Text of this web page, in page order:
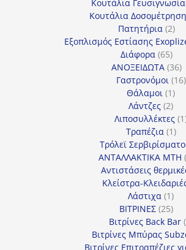
Κουτάλια
Κουτάλια
Πατητήρια 22
Εξοπλισμός Εστίασης
Διάφορα 6565
ΑΝΟΞΕΙΔΩΤΑ 3636
Γαστρονόμοι 1616
Θάλαμοι 11
Λάντζες 22
Λιποσυλλέκτες 1
Τραπέζια 11
Τρόλεϊ
ΑΝΤΑΛΛΑΚΤΙΚΑ MTH
Αντιστάσεις
Κλείστρα-
Λάστιχα 11
ΒΙΤΡΙΝΕΣ 2525
Βιτρίνες Back Bar
Βιτρίνες Mπύρας
Βιτρίνες Επιτραπέζιες